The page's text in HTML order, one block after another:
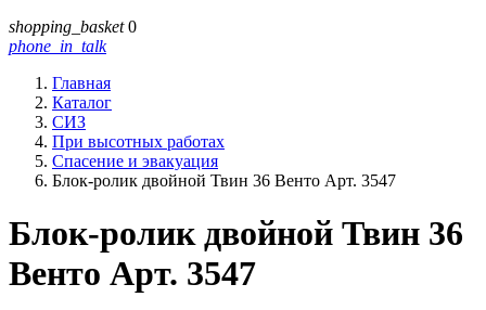
shopping_basket 0
phone_in_talk
Главная
Каталог
СИЗ
При высотных работах
Спасение и эвакуация
Блок-ролик двойной Твин 36 Венто Арт. 3547
Блок-ролик двойной Твин 36
Венто Арт. 3547